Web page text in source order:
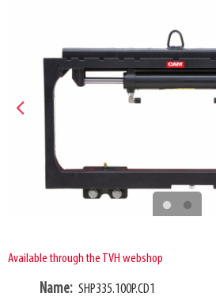
Available through the TVH webshop
Name SHP335.100P.CD1